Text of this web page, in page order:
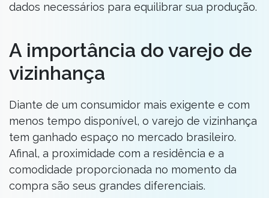
dados necessários para equilibrar sua produção.
A importância do varejo de
vizinhança
Diante de um consumidor mais exigente e com
menos tempo disponível, o varejo de vizinhança
tem ganhado espaço no mercado brasileiro.
Afinal, a proximidade com a residência e a
comodidade proporcionada no momento da
compra são seus grandes diferenciais.